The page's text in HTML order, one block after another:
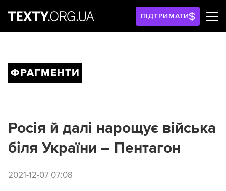
ПІДТРИМАТИ
ФРАГМЕНТИ
Росія й далі нарощує війська
біля України – Пентагон
2021-12-07 07:08